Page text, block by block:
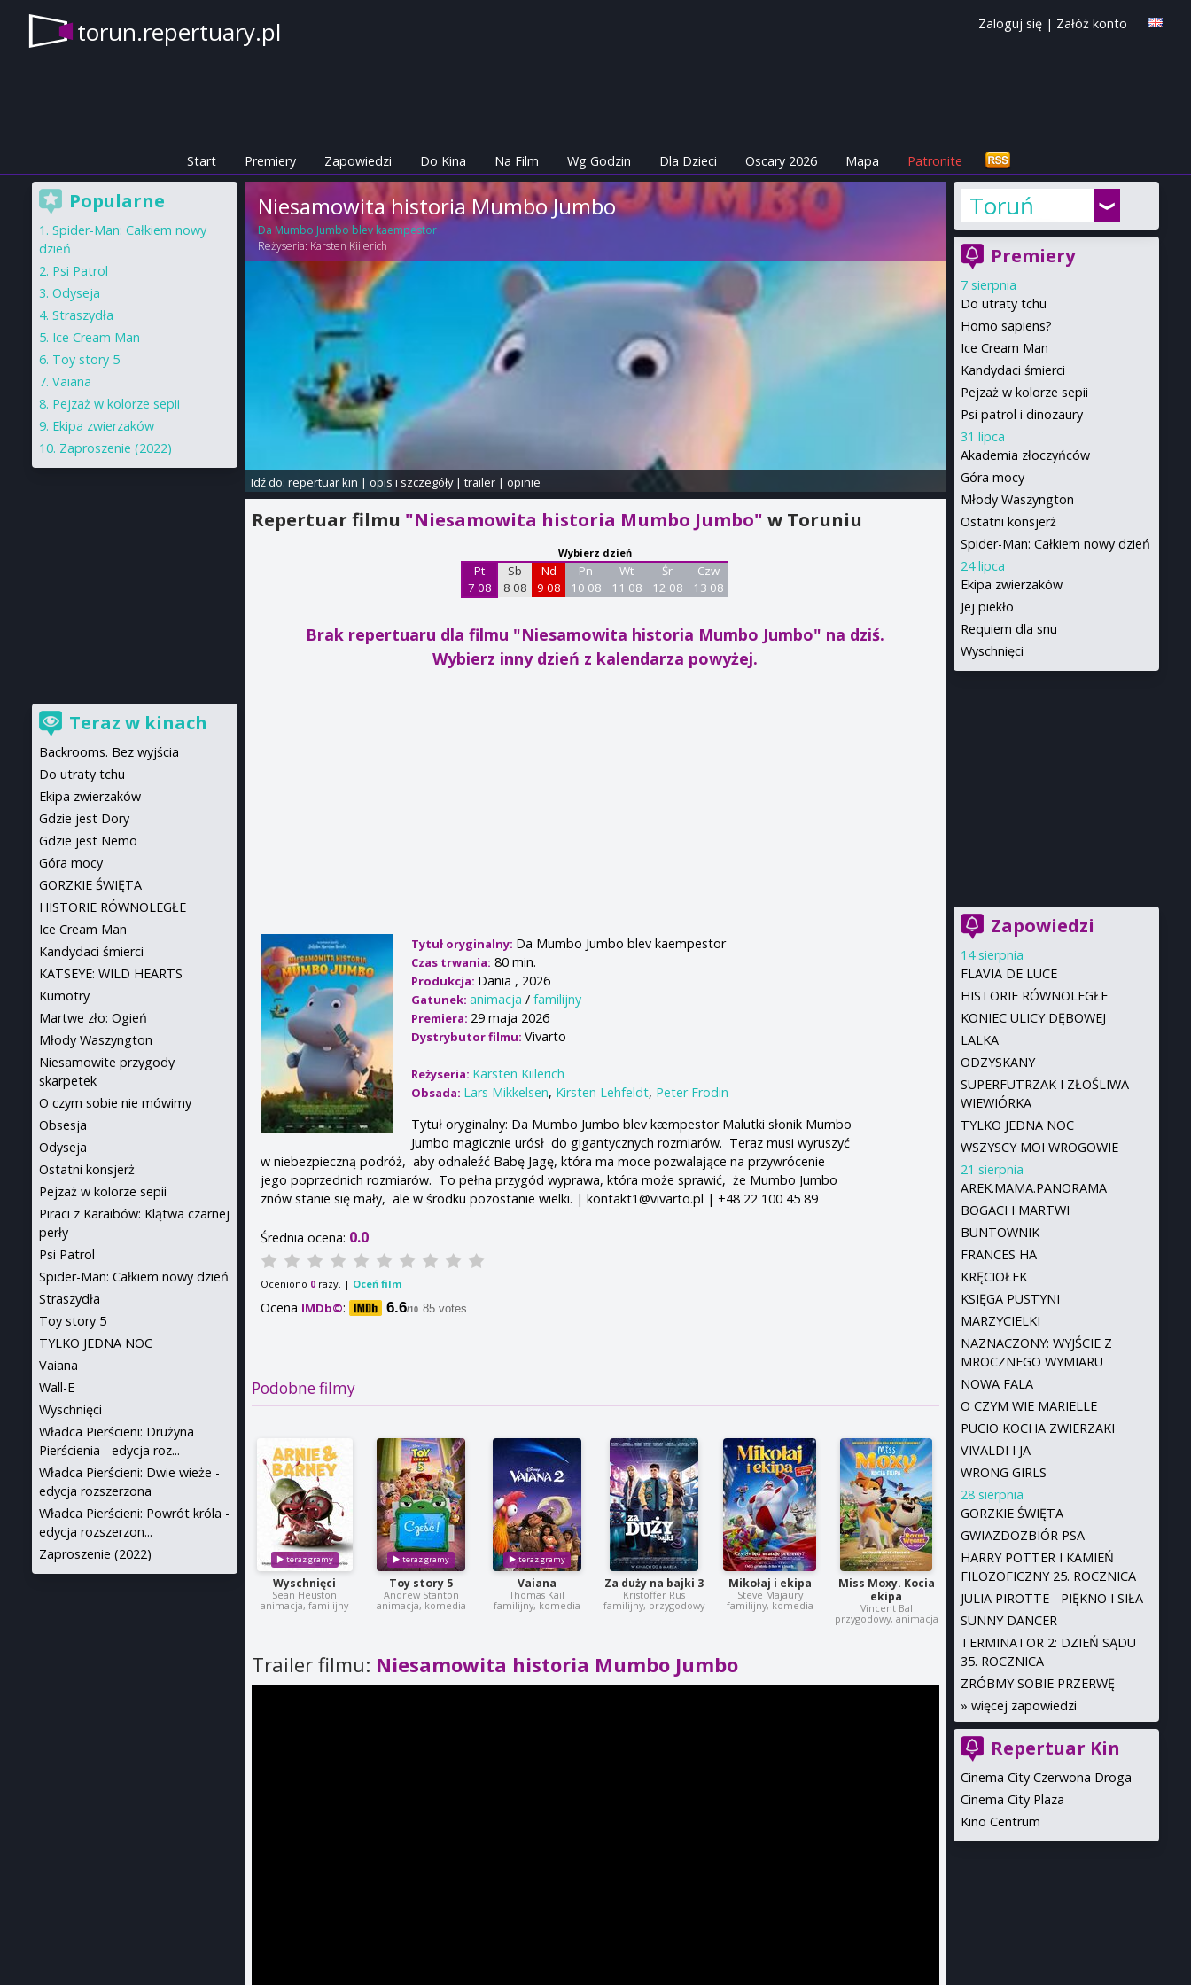
torun.repertuary.pl Zaloguj się | Załóż konto
Start Premiery Zapowiedzi Do Kina Na Film Wg Godzin Dla Dzieci Oscary 2026 Mapa Patronite
Niesamowita historia Mumbo Jumbo
Da Mumbo Jumbo blev kaempestor
Reżyseria: Karsten Kiilerich
Idź do: repertuar kin | opis i szczegóły| trailer| opinie
Repertuar filmu "Niesamowita historia Mumbo Jumbo"w Toruniu
Wybierz dzień
Pt
7 08
Sb
8 08
Nd
9 08
Pn
10 08
Wt
11 08
Śr
12 08
Czw
13 08
Brak repertuaru dla filmu "Niesamowita historia Mumbo Jumbo" na dziś.
Wybierz inny dzień z kalendarza powyżej.
Tytuł oryginalny: Da Mumbo Jumbo blev kaempestor
Czas trwania: 80 min.
Produkcja: Dania , 2026
Gatunek:animacja /familijny
Premiera: 29 maja 2026
Dystrybutor filmu:Vivarto
Reżyseria: Karsten Kiilerich
Obsada: Lars Mikkelsen, Kirsten Lehfeldt, Peter Frodin
Tytuł oryginalny: Da Mumbo Jumbo blev kæmpestor Malutki słonik Mumbo
Jumbo magicznie urósł do gigantycznych rozmiarów. Teraz musi wyruszyć
w niebezpieczną podróż, aby odnaleźć Babę Jagę, która ma moce pozwalające na przywrócenie
jego poprzednich rozmiarów. To pełna przygód wyprawa, która może sprawić, że Mumbo Jumbo
znów stanie się mały, ale w środku pozostanie wielki. | kontakt1@vivarto.pl | +48 22 100 45 89
Średnia ocena: 0.0
Oceniono 0 razy. | Oceń film
Ocena IMDb©: 6.6/10 85 votes
Podobne filmy
Wyschnięci
Sean Heuston
animacja, familijny
Toy story 5
Andrew Stanton
animacja, komedia
Vaiana
Thomas Kail
familijny, komedia
Za duży na bajki 3
Kristoffer Rus
familijny, przygodowy
Mikołaj i ekipa
Steve Majaury
familijny, komedia
Miss Moxy. Kocia
ekipa
Vincent Bal
przygodowy, animacja
Trailer filmu: Niesamowita historia Mumbo Jumbo
Toruń
Premiery
7 sierpnia
Do utraty tchu
Homo sapiens?
Ice Cream Man
Kandydaci śmierci
Pejzaż w kolorze sepii
Psi patrol i dinozaury
31 lipca
Akademia złoczyńców
Góra mocy
Młody Waszyngton
Ostatni konsjerż
Spider-Man: Całkiem nowy dzień
24 lipca
Ekipa zwierzaków
Jej piekło
Requiem dla snu
Wyschnięci
Zapowiedzi
14 sierpnia
FLAVIA DE LUCE
HISTORIE RÓWNOLEGŁE
KONIEC ULICY DĘBOWEJ
LALKA
ODZYSKANY
SUPERFUTRZAK I ZŁOŚLIWA
WIEWIÓRKA
TYLKO JEDNA NOC
WSZYSCY MOI WROGOWIE
21 sierpnia
AREK.MAMA.PANORAMA
BOGACI I MARTWI
BUNTOWNIK
FRANCES HA
KRĘCIOŁEK
KSIĘGA PUSTYNI
MARZYCIELKI
NAZNACZONY: WYJŚCIE Z
MROCZNEGO WYMIARU
NOWA FALA
O CZYM WIE MARIELLE
PUCIO KOCHA ZWIERZAKI
VIVALDI I JA
WRONG GIRLS
28 sierpnia
GORZKIE ŚWIĘTA
GWIAZDOZBIÓR PSA
HARRY POTTER I KAMIEŃ
FILOZOFICZNY 25. ROCZNICA
JULIA PIROTTE - PIĘKNO I SIŁA
SUNNY DANCER
TERMINATOR 2: DZIEŃ SĄDU
35. ROCZNICA
ZRÓBMY SOBIE PRZERWĘ
» więcej zapowiedzi
Repertuar Kin
Cinema City Czerwona Droga
Cinema City Plaza
Kino Centrum
Popularne
Spider-Man: Całkiem nowy
dzień
Psi Patrol
Odyseja
Straszydła
Ice Cream Man
Toy story 5
Vaiana
Pejzaż w kolorze sepii
Ekipa zwierzaków
Zaproszenie (2022)
Teraz w kinach
Backrooms. Bez wyjścia
Do utraty tchu
Ekipa zwierzaków
Gdzie jest Dory
Gdzie jest Nemo
Góra mocy
GORZKIE ŚWIĘTA
HISTORIE RÓWNOLEGŁE
Ice Cream Man
Kandydaci śmierci
KATSEYE: WILD HEARTS
Kumotry
Martwe zło: Ogień
Młody Waszyngton
Niesamowite przygody
skarpetek
O czym sobie nie mówimy
Obsesja
Odyseja
Ostatni konsjerż
Pejzaż w kolorze sepii
Piraci z Karaibów: Klątwa czarnej
perły
Psi Patrol
Spider-Man: Całkiem nowy dzień
Straszydła
Toy story 5
TYLKO JEDNA NOC
Vaiana
Wall-E
Wyschnięci
Władca Pierścieni: Drużyna
Pierścienia - edycja roz...
Władca Pierścieni: Dwie wieże -
edycja rozszerzona
Władca Pierścieni: Powrót króla -
edycja rozszerzon...
Zaproszenie (2022)